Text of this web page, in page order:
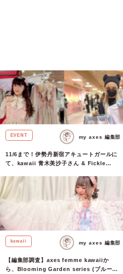
EVENT
11/6まで！伊勢丹新宿アキュートガールに
て、kawaii 青木美沙子さん & Fickle
催中！
my axes 編集部
kawaii
【編集部調査】axes femme kawaiiか
ら、Blooming Garden series (ブルーミ
my axes 編集部